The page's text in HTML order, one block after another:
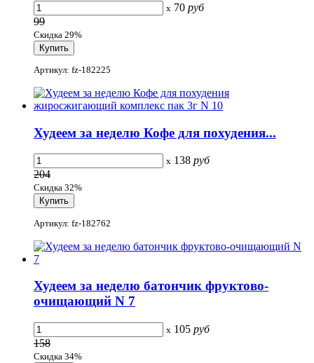
x 70 руб
99
Скидка 29%
Артикул: fz-182225
Худеем за неделю Кофе для похудения...
x 138 руб
204
Скидка 32%
Артикул: fz-182762
Худеем за неделю батончик фруктово-
очищающий N 7
x 105 руб
158
Скидка 34%